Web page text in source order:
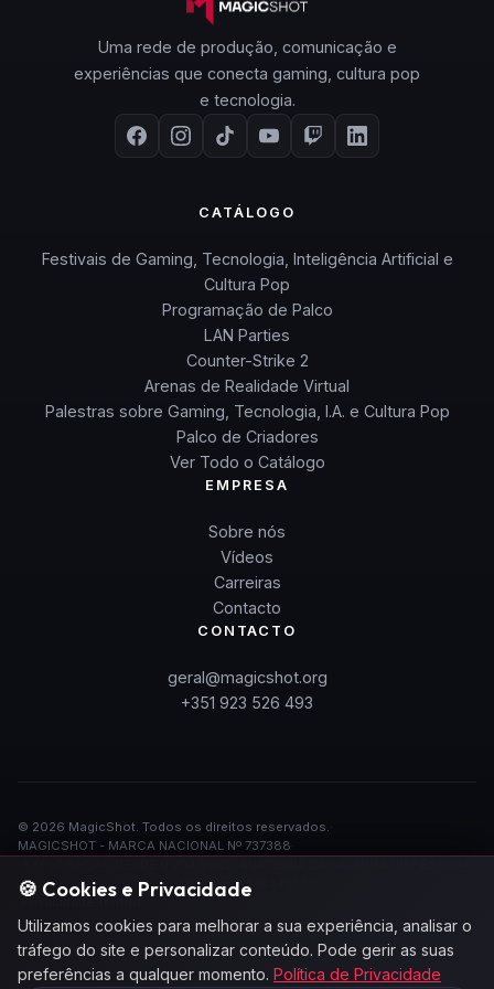
Uma rede de produção, comunicação e
experiências que conecta gaming, cultura pop
e tecnologia.
CATÁLOGO
Festivais de Gaming, Tecnologia, Inteligência Artificial e
Cultura Pop
Programação de Palco
LAN Parties
Counter-Strike 2
Arenas de Realidade Virtual
Palestras sobre Gaming, Tecnologia, I.A. e Cultura Pop
Palco de Criadores
Ver Todo o Catálogo
EMPRESA
Sobre nós
Vídeos
Carreiras
Contacto
CONTACTO
geral@magicshot.org
+351 923 526 493
© 2026 MagicShot. Todos os direitos reservados.·
MAGICSHOT - MARCA NACIONAL Nº 737388
LDA - NPC 518343529
Privacidade· Termos
Feito com❤em Portugal
🍪 Cookies e Privacidade
Utilizamos cookies para melhorar a sua experiência, analisar o
tráfego do site e personalizar conteúdo. Pode gerir as suas
preferências a qualquer momento. Política de Privacidade